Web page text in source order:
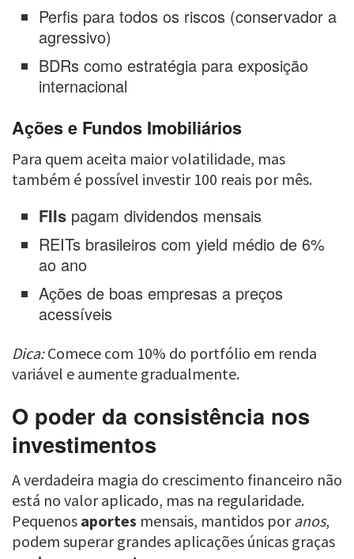
Perfis para todos os riscos (conservador a
agressivo)
BDRs como estratégia para exposição
internacional
Ações e Fundos Imobiliários
Para quem aceita maior volatilidade, mas
também é possível investir 100 reais por mês.
FIIs pagam dividendos mensais
REITs brasileiros com yield médio de 6%
ao ano
Ações de boas empresas a preços
acessíveis
Dica:Comece com 10% do portfólio em renda
variável e aumente gradualmente.
O poder da consistência nos
investimentos
A verdadeira magia do crescimento financeiro não
está no valor aplicado, mas na regularidade.
Pequenos aportes mensais, mantidos poranos,
podem superar grandes aplicações únicas graças